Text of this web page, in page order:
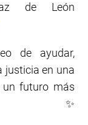
de León
de ayudar,
justicia en una
futuro más